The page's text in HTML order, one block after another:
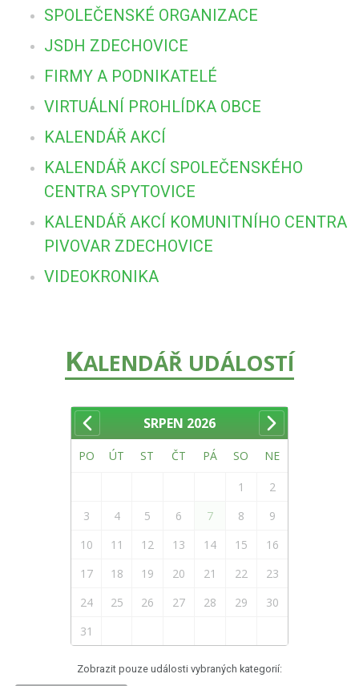
SPOLEČENSKÉ ORGANIZACE
JSDH ZDECHOVICE
FIRMY A PODNIKATELÉ
VIRTUÁLNÍ PROHLÍDKA OBCE
KALENDÁŘ AKCÍ
KALENDÁŘ AKCÍ SPOLEČENSKÉHO
CENTRA SPYTOVICE
KALENDÁŘ AKCÍ KOMUNITNÍHO CENTRA
PIVOVAR ZDECHOVICE
VIDEOKRONIKA
KALENDÁŘ UDÁLOSTÍ
SRPEN 2026
PO ÚT ST ČT PÁ SO NE
1
2
3
4 5 6 7 8
9
10
11 12 13 14 15
16
17
18 19 20 21 22
23
24
25 26 27 28 29
30
31
Zobrazit pouze události vybraných kategorií: